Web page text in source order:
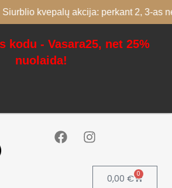
kvepalų akcija: perkant 2, 3-as
kodu - Vasara25, net 25%
nuolaida!
0,00 € 0